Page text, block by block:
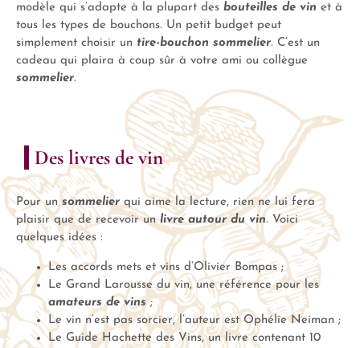
modèle qui s’adapte à la plupart des bouteilles de vin et à
tous les types de bouchons. Un petit budget peut
simplement choisir un tire-bouchon sommelier. C’est un
cadeau qui plaira à coup sûr à votre ami ou collègue
sommelier.
Des livres de vin
Pour unsommelier qui aime la lecture, rien ne lui fera
plaisir que de recevoir unlivre autour du vin. Voici
quelques idées :
Les accords mets et vins d’Olivier Bompas ;
Le Grand Larousse du vin, une référence pour les
amateurs de vins;
Le vin n’est pas sorcier, l’auteur est Ophélie Neiman ;
Le Guide Hachette des Vins, un livre contenant 10